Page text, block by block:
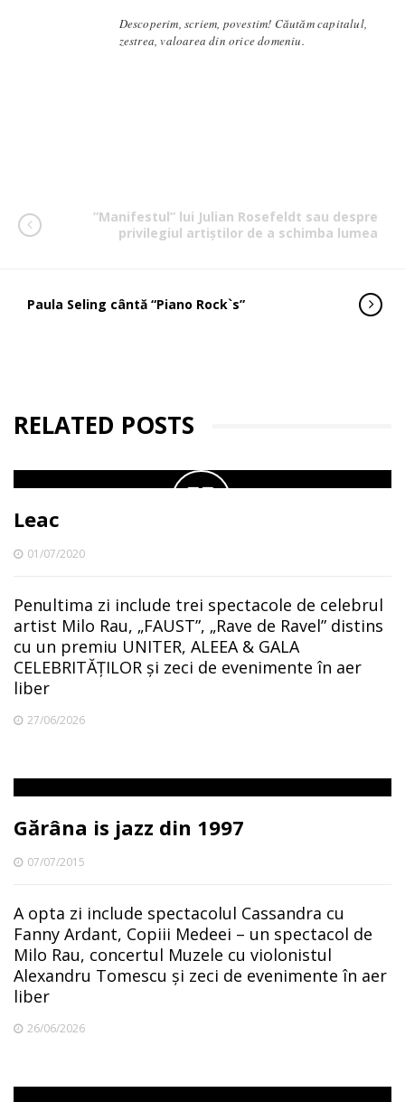
Descoperim, scriem, povestim! Căutăm capitalul,
zestrea, valoarea din orice domeniu.
”Manifestul” lui Julian Rosefeldt sau despre
privilegiul artiștilor de a schimba lumea
Paula Seling cântă “Piano Rock`s”
RELATED POSTS
Leac
01/07/2020
Penultima zi include trei spectacole de celebrul
artist Milo Rau, „FAUST”, „Rave de Ravel” distins
cu un premiu UNITER, ALEEA & GALA
CELEBRITĂȚILOR și zeci de evenimente în aer
liber
27/06/2026
Gărâna is jazz din 1997
07/07/2015
A opta zi include spectacolul Cassandra cu
Fanny Ardant, Copiii Medeei – un spectacol de
Milo Rau, concertul Muzele cu violonistul
Alexandru Tomescu și zeci de evenimente în aer
liber
26/06/2026